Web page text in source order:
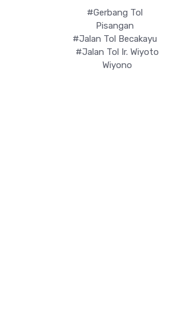
#Gerbang Tol
Pisangan
#Jalan Tol Becakayu
#Jalan Tol Ir. Wiyoto
Wiyono